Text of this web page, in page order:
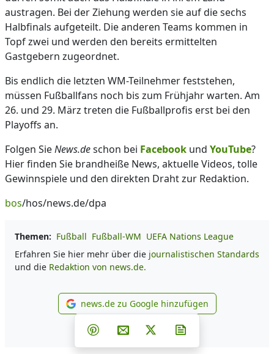
austragen. Bei der Ziehung werden sie auf die sechs
Halbfinals aufgeteilt. Die anderen Teams kommen in
Topf zwei und werden den bereits ermittelten
Gastgebern zugeordnet.
Bis endlich die letzten WM-Teilnehmer feststehen,
müssen Fußballfans noch bis zum Frühjahr warten. Am
26. und 29. März treten die Fußballprofis erst bei den
Playoffs an.
Folgen SieNews.deschon bei Facebook und YouTube?
Hier finden Sie brandheiße News, aktuelle Videos, tolle
Gewinnspiele und den direkten Draht zur Redaktion.
bos/hos/news.de/dpa
Themen: Fußball Fußball-WM UEFA Nations League
Erfahren Sie hier mehr über die journalistischen Standards
und die Redaktion von news.de.
news.de zu Google
news.de zu Google hinzufügen
Teilen auf Facebook
Teilen auf Whatsapp
Teilen auf Telegram
Teilen auf Pinterest
Per E-Mail teilen
Post auf X